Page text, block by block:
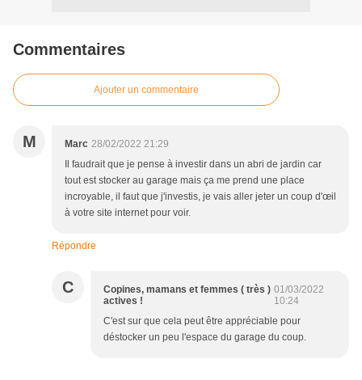
Commentaires
Ajouter un commentaire
M Marc 28/02/2022 21:29
Il faudrait que je pense à investir dans un abri de jardin car
tout est stocker au garage mais ça me prend une place
incroyable, il faut que j'investis, je vais aller jeter un coup d'œil
à votre site internet pour voir.
Répondre
C
Copines, mamans et femmes ( très )
actives !
01/03/2022
10:24
C'est sur que cela peut être appréciable pour
déstocker un peu l'espace du garage du coup.